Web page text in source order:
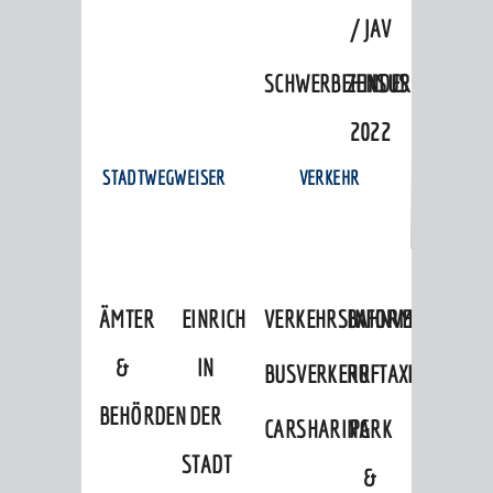
/ JAV
ZENSUS
2022
STADTWEGWEISER
ÄMTER
&
BEHÖRDEN
EINRICHTUNGEN
IN
DER
STADT
VERKEHR
VERKEHRSINFORMATIONEN
BAHNVERKEHR
BUSVERKEHRRUFTAXI
CARSHARINGPARK
&